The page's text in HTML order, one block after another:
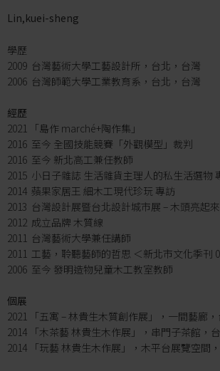
Lin,kuei-sheng
學歷
2009 台灣藝術大學工藝設計所，台北，台灣
2006 台灣師範大學工業教育系，台北，台灣
經歷
2021 「島作 marché+陶作集」
2016 至今 全國技能競賽「外觀模型」裁判
2016 至今 新北高工兼任教師
2015 小日子雜誌 生活雜貨主理人的私生活選物
2014 蘋果家居王 細木工現代珍玩 專訪
2013 台灣設計展暨台北設計城市展 – 木頭亮起
2012 成立品牌 木質線
2011 台灣藝術大學兼任講師
2011 工藝，聆聽藝師的哲思 ＜新北市文化季刊
2006 至今 發明造物兒童木工教室教師
個展
2021 「五寓 – 林貴生木質創作展」，一間藝廊
2014 「木茶藝 林貴生木作展」，串門子茶館，
2014 「玩藝 林貴生木作展」，木平台展覽空間